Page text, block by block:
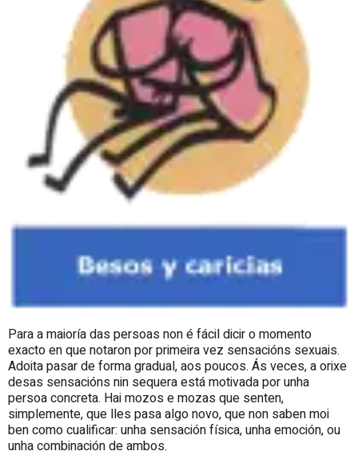
Para a maioría das persoas non é fácil dicir o momento
exacto en que notaron por primeira vez sensacións sexuais.
Adoita pasar de forma gradual, aos poucos. Ás veces, a orixe
desas sensacións nin sequera está motivada por unha
persoa concreta. Hai mozos e mozas que senten,
simplemente, que lles pasa algo novo, que non saben moi
ben como cualificar: unha sensación física, unha emoción, ou
unha combinación de ambos.